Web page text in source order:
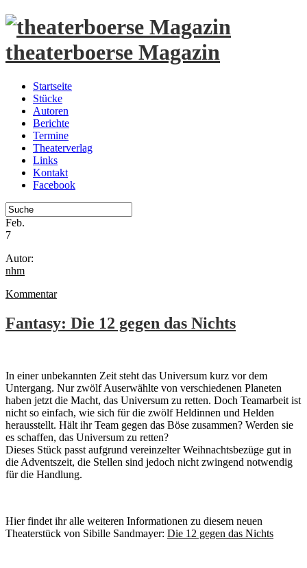
theaterboerse Magazin
Startseite
Stücke
Autoren
Berichte
Termine
Theaterverlag
Links
Kontakt
Facebook
Feb.
7
Autor:
nhm
Kommentar
Fantasy: Die 12 gegen das Nichts
In einer unbekannten Zeit steht das Universum kurz vor dem
Untergang. Nur zwölf Auserwählte von verschiedenen Planeten
haben jetzt die Macht, das Universum zu retten. Doch Teamarbeit ist
nicht so einfach, wie sich für die zwölf Heldinnen und Helden
herausstellt. Hält ihr Team gegen das Böse zusammen? Werden sie
es schaffen, das Universum zu retten?
Dieses Stück passt aufgrund vereinzelter Weihnachtsbezüge gut in
die Adventszeit, die Stellen sind jedoch nicht zwingend notwendig
für die Handlung.
Hier findet ihr alle weiteren Informationen zu diesem neuen
Theaterstück von Sibille Sandmayer: Die 12 gegen das Nichts